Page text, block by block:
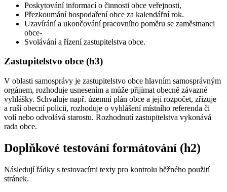
Poskytování informací o činnosti obce veřejnosti,
Přezkoumání hospodaření obce za kalendářní rok.
Uzavírání a ukončování pracovního poměru se zaměstnanci
obce-
Svolávání a řízení zastupitelstva obce.
Zastupitelstvo obce (h3)
V oblasti samosprávy je zastupitelstvo obce hlavním samosprávným
orgánem, rozhoduje usnesením a může přijímat obecně závazné
vyhlášky. Schvaluje např. územní plán obce a její rozpočet, zřizuje
a ruší obecní policii, rozhoduje o vyhlášení místního referenda či
volí nebo odvolává starostu. Rozhodnutí zastupitelstva vykonává
rada obce.
Doplňkové testování formátování (h2)
Následují řádky s testovacími texty pro kontrolu běžného použití
stránek.